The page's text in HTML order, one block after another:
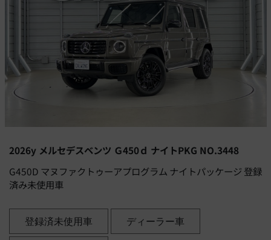
2026y メルセデスベンツ Ｇ450ｄ ナイトPKG NO.3448
G450D マヌファクトゥーアプログラム ナイトパッケージ 登録
済み未使用車
登録済未使用車 ディーラー車